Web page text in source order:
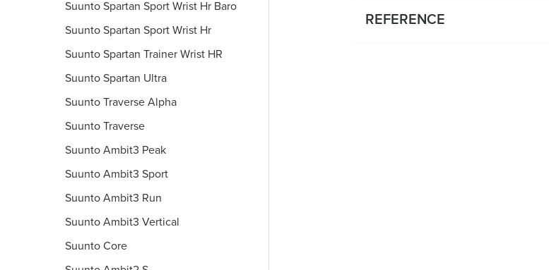
Suunto Spartan Sport Wrist Hr Baro
Suunto Spartan Sport Wrist Hr
Suunto Spartan Trainer Wrist HR
Suunto Spartan Ultra
Suunto Traverse Alpha
Suunto Traverse
Suunto Ambit3 Peak
Suunto Ambit3 Sport
Suunto Ambit3 Run
Suunto Ambit3 Vertical
Suunto Core
REFERENCE